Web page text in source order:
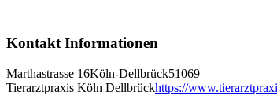
Kontakt Informationen
Marthastrasse 16Köln-Dellbrück51069
Tierarztpraxis Köln Dellbrückhttps://